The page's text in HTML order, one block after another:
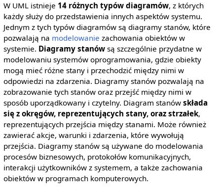
W UML istnieje 14 różnych typów diagramów, z których
każdy służy do przedstawienia innych aspektów systemu.
Jednym z tych typów diagramów są diagramy stanów, które
pozwalają na modelowanie zachowania obiektów w
systemie. Diagramy stanówsą szczególnie przydatne w
modelowaniu systemów oprogramowania, gdzie obiekty
mogą mieć różne stany i przechodzić między nimi w
odpowiedzi na zdarzenia. Diagramy stanów pozwalają na
zobrazowanie tych stanów oraz przejść między nimi w
sposób uporządkowany i czytelny. Diagram stanów składa
się z okręgów, reprezentujących stany, oraz strzałek,
reprezentujących przejścia między stanami. Może również
zawierać akcje, warunki i zdarzenia, które wywołują
przejścia. Diagramy stanów są używane do modelowania
procesów biznesowych, protokołów komunikacyjnych,
interakcji użytkowników z systemem, a także zachowania
obiektów w programach komputerowych.